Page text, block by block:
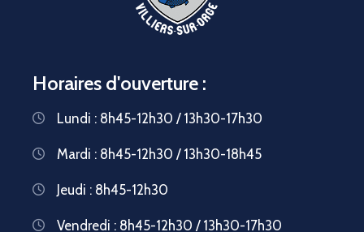
Horaires d'ouverture :
Lundi : 8h45-12h30 / 13h30-17h30
Mardi : 8h45-12h30 / 13h30-18h45
Jeudi : 8h45-12h30
Vendredi : 8h45-12h30 / 13h30-17h30